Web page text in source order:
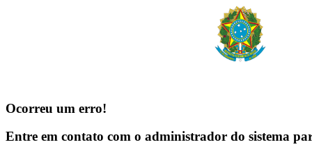
Ocorreu um erro!
Entre em contato com o administrador do sistema